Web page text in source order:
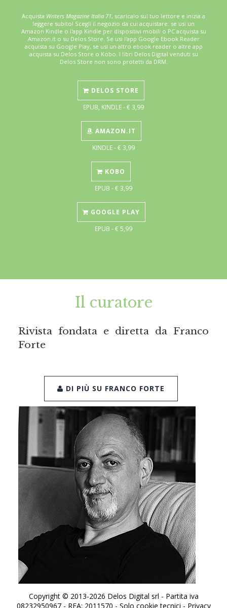
Acquista Writers Magazine Italia 71, scaricalo sul tuo lettore e inizia a
leggere subito! Scegli il negozio da cui acquistare: se usi un
Amazon Kindle o l'app Kindle per dispositivi mobili o PC acquista su
Amazon.it o su Delos Store. Se usi l'app Google Ebook Reader
acquista su Google Play, se usi un altro ebook reader o altre app
acquista su Delos Store o Kobo. I libri Delos Digital venduti su
Delos Store non sono protetti da DRM.
DELOS STORE
EPUB, KINDLE - € 3,99
AMAZON.IT
KINDLE - € 3,99
KOBO
EPUB - € 3,99
GOOGLE PLAY
EPUB - € 5,99
Il curatore
Rivista fondata e diretta da Franco
Forte
DI PIÙ SU FRANCO FORTE
Copyright © 2013-2026 Delos Digital srl - Partita iva
08232950967 - REA: 2011570 - Solo cookie tecnici - Privacy